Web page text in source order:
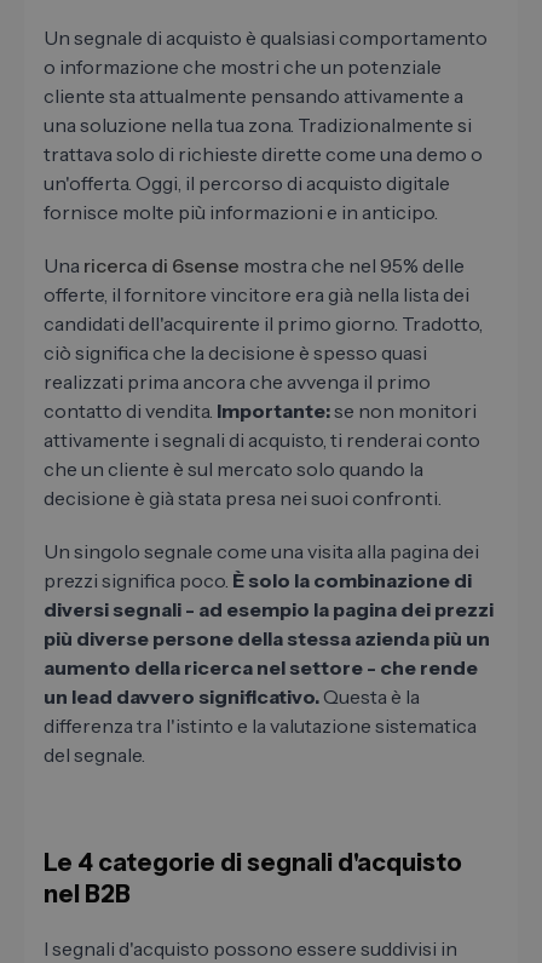
Un segnale di acquisto è qualsiasi comportamento
o informazione che mostri che un potenziale
cliente sta attualmente pensando attivamente a
una soluzione nella tua zona. Tradizionalmente si
trattava solo di richieste dirette come una demo o
un'offerta. Oggi, il percorso di acquisto digitale
fornisce molte più informazioni e in anticipo.
Una ricerca di 6sense mostra che nel 95% delle
offerte, il fornitore vincitore era già nella lista dei
candidati dell'acquirente il primo giorno. Tradotto,
ciò significa che la decisione è spesso quasi
realizzati prima ancora che avvenga il primo
contatto di vendita. Importante:se non monitori
attivamente i segnali di acquisto, ti renderai conto
che un cliente è sul mercato solo quando la
decisione è già stata presa nei suoi confronti.
Un singolo segnale come una visita alla pagina dei
prezzi significa poco. È solo la combinazione di
diversi segnali - ad esempio la pagina dei prezzi
più diverse persone della stessa azienda più un
aumento della ricerca nel settore - che rende
un lead davvero significativo. Questa è la
differenza tra l'istinto e la valutazione sistematica
del segnale.
Le 4 categorie di segnali d'acquisto
nel B2B
I segnali d'acquisto possono essere suddivisi in